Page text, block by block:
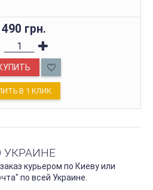
грн.
В 1 КЛИК
УКРАИНЕ
курьером по Киеву или
по всей Украине.